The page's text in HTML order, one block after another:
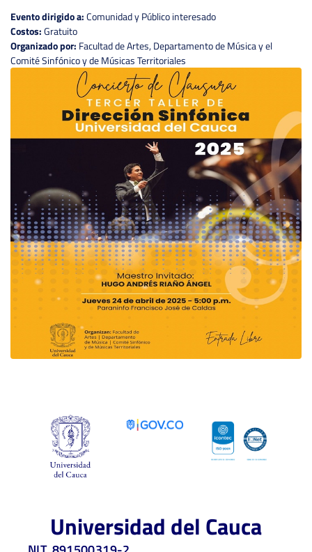
Evento dirigido a:Comunidad y Público interesado
Costos:Gratuito
Organizado por: Facultad de Artes, Departamento de Música y el
Comité Sinfónico y de Músicas Territoriales
Universidad del Cauca